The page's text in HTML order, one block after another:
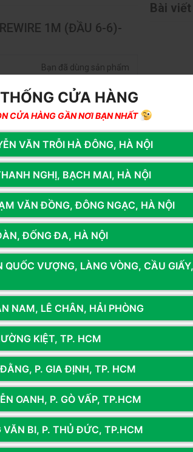
1M (ĐẦU 6-6)-
Bạn đã dùng sản phẩm
Gửi đánh giá của
bạn
Bài
CỬA HÀNG
CỬA HÀNG GẦN NƠI BẠN NHẤT
VĂN TRỖI HÀ ĐÔNG, HÀ NỘI
NGHỊ, BẠCH MAI, HÀ NỘI
VĂN ĐỒNG, ĐÔNG NGẠC, HÀ NỘI
ĐỐNG ĐA, HÀ NỘI
QUỐC VƯỢNG, LÀNG VÒNG, CẦU
NAM, LÊ CHÂN, HẢI PHÒNG
KIỆT, TP. HCM
P. GIA ĐỊNH, TP. HCM
OANH, P. GÒ VẤP, TP.HCM
BI, P. THỦ ĐỨC, TP.HCM